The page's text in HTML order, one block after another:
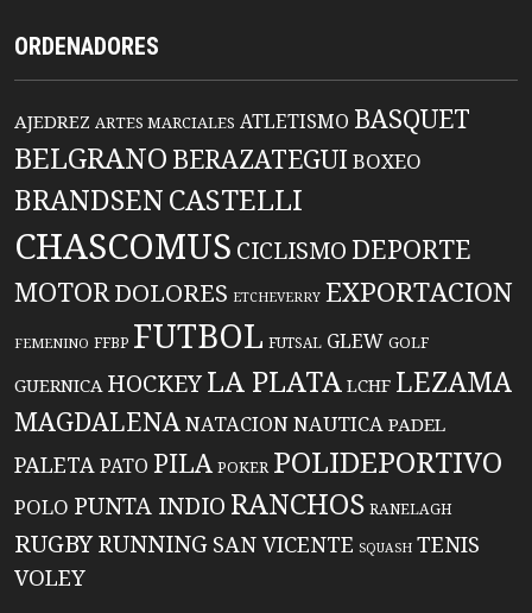
ORDENADORES
AJEDREZ ARTES MARCIALES ATLETISMO BASQUET
BELGRANO BERAZATEGUIBOXEO
BRANDSENCASTELLI
CHASCOMUS CICLISMO DEPORTE
MOTORDOLORES ETCHEVERRY EXPORTACION
FEMENINO FFBP FUTBOL FUTSAL GLEW GOLF
GUERNICA HOCKEYLA PLATA LCHF LEZAMA
MAGDALENANATACIONNAUTICA PADEL
PALETAPATO PILA POKER POLIDEPORTIVO
POLO PUNTA INDIO RANCHOS RANELAGH
RUGBYRUNNING SAN VICENTE SQUASH TENIS
VOLEY